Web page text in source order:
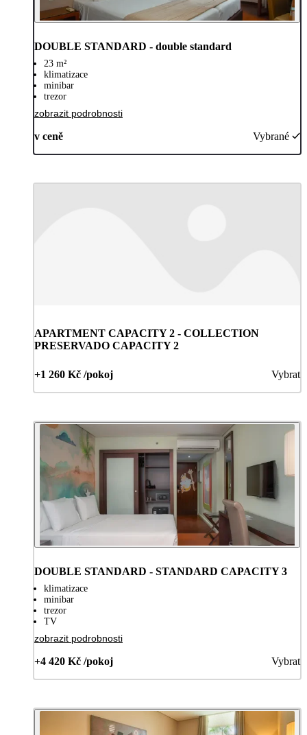
DOUBLE STANDARD - double standard
23 m²
klimatizace
minibar
trezor
zobrazit podrobnosti
v ceně Vybrané
APARTMENT CAPACITY 2 - COLLECTION
PRESERVADO CAPACITY 2
+1 260 Kč /pokoj Vybrat
DOUBLE STANDARD - STANDARD CAPACITY 3
klimatizace
minibar
trezor
TV
zobrazit podrobnosti
+4 420 Kč /pokoj Vybrat